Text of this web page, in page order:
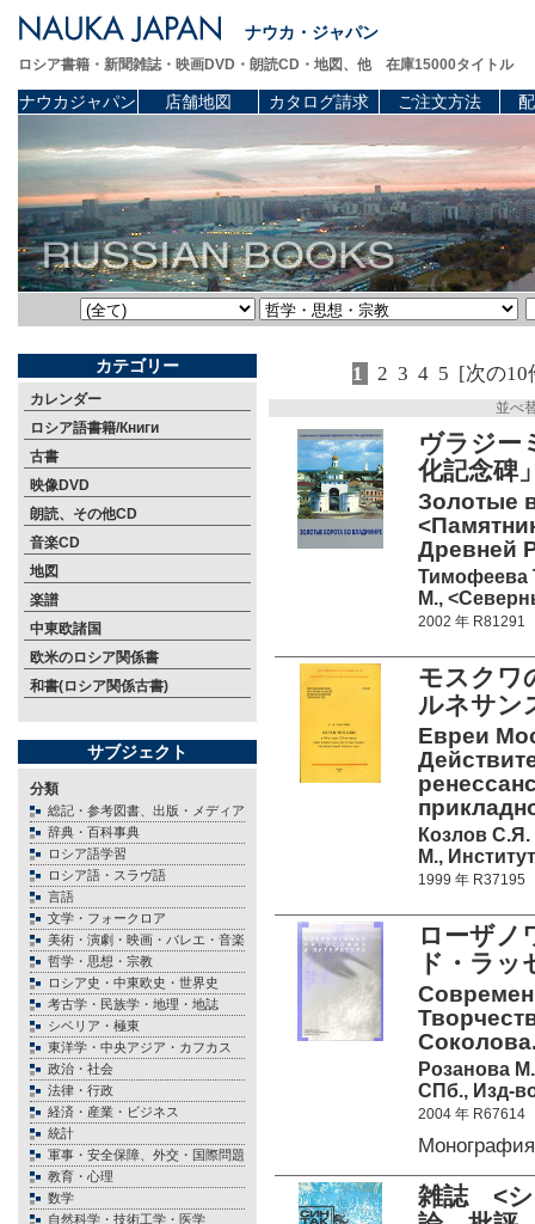
ナウカ・ジャパン
ロシア書籍・新聞雑誌・映画DVD・朗読CD・地図、他 在庫15000タイトル
ナウカジャパン 店舗地図 カタログ請求 ご注文方法
カテゴリー
カレンダー
ロシア語書籍/Книги
古書
映像DVD
朗読、その他CD
音楽CD
地図
楽譜
中東欧諸国
欧米のロシア関係書
和書(ロシア関係古書)
サブジェクト
分類
総記・参考図書、出版・メディア
辞典・百科事典
ロシア語学習
ロシア語・スラヴ語
言語
文学・フォークロア
美術・演劇・映画・バレエ・音楽
哲学・思想・宗教
ロシア史・中東欧史・世界史
考古学・民族学・地理・地誌
シベリア・極東
東洋学・中央アジア・カフカス
政治・社会
法律・行政
経済・産業・ビジネス
統計
軍事・安全保障、外交・国際問題
教育・心理
数学
自然科学・技術工学・医学
1 2 3 4 5 [次の10
並べ
ヴラジー
化記念碑
Золотые
Древней
Тимофеева
М.,
2002 年 R81291
モスク
ルネサン
Евреи
Козлов С.Я.
М.,
1999 年 R37195
ローザ
ド・ラッ
Розанова
СПб., Изд-
2004 年 R67614
雑誌 <